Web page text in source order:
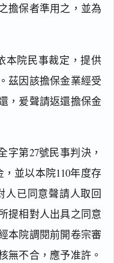
擔保者準用之，並為
本院民事裁定，提供
茲因該擔保金業經受
，爰聲請返還擔保金
字第27號民事判決，
，並以本院110年度存
人已同意聲請人取回
提相對人出具之同意
本院調閱前開卷宗審
無不合，應予准許。
閱讀 研究
主
文
理
由